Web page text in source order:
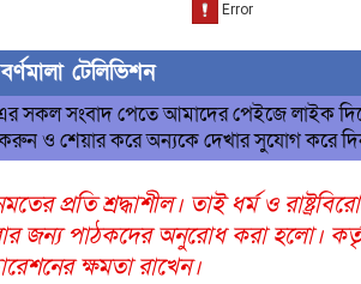
টেলিভিশন
এর সকল সংবাদ পেতে আমাদের পেইজে লাইক
ও শেয়ার করে অন্যকে দেখার সুযোগ করে
প্রতি শ্রদ্ধাশীল। তাই ধর্ম ও
জন্য পাঠকদের অনুরোধ করা হলো।
ক্ষমতা রাখেন।